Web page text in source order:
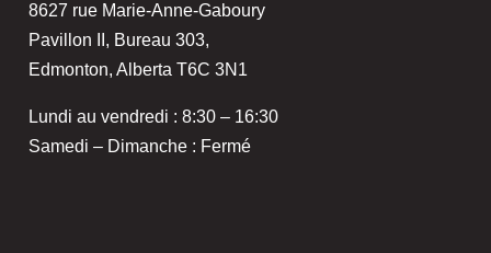
8627 rue Marie-Anne-Gaboury
Pavillon II, Bureau 303,
Edmonton, Alberta T6C 3N1
Lundi au vendredi : 8:30 – 16:30
Samedi – Dimanche : Fermé